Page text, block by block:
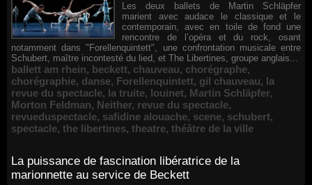
Les deux ballets de Martin Schläpfer
marient avec audace le classique et le
contemporain, avec en toile de fond une
rencontre de l’opéra et du rock, osant
notamment dans "Forellenquintett", une confrontation musicale entre
Schubert, maître incontesté du lied, et The Libertines, groupe anglais...
ballett am rhein, beckett, chauveau, chorégraphe,
chorégraphie, danse, Forellenquintett, gil chauveau, la
revue du spectacle, la truite, louinet, Martin Schläpfer,
Morton Feldman, Neither, revue du spectacle,
revueduspectacle, safidine alouache, scene, schubert,
spectacle, the libertines, theatre, théâtre de la ville
La puissance de fascination libératrice de la
marionnette au service de Beckett